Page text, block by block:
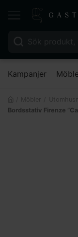
Sök efter:
Kampanjer
Bordsstativ Firenze